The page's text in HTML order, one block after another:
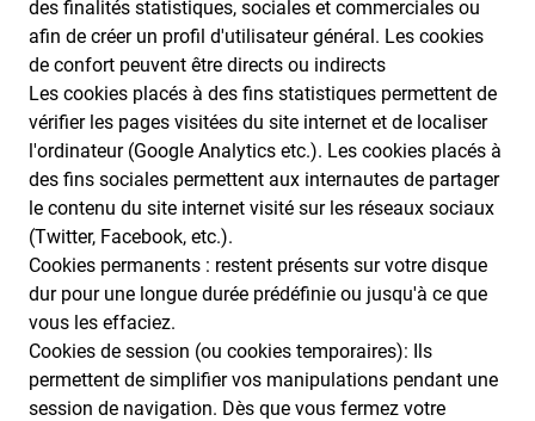
des finalités statistiques, sociales et commerciales ou
afin de créer un profil d'utilisateur général. Les cookies
de confort peuvent être directs ou indirects
Les cookies placés à des fins statistiques permettent de
vérifier les pages visitées du site internet et de localiser
l'ordinateur (Google Analytics etc.). Les cookies placés à
des fins sociales permettent aux internautes de partager
le contenu du site internet visité sur les réseaux sociaux
(Twitter, Facebook, etc.).
Cookies permanents : restent présents sur votre disque
dur pour une longue durée prédéfinie ou jusqu'à ce que
vous les effaciez.
Cookies de session (ou cookies temporaires): Ils
permettent de simplifier vos manipulations pendant une
session de navigation. Dès que vous fermez votre